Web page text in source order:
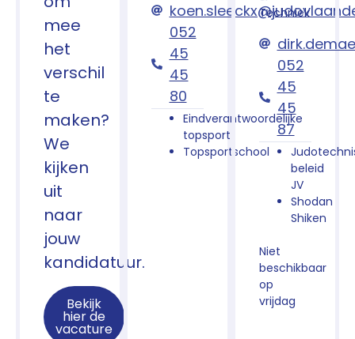
mee
het
verschil
te
maken?
We
kijken
uit
naar
jouw
kandidatuur.
Bekijk
hier de
vacature
052
45
45
80
Eindverantwoordelijke
topsport
Topsportschool
Techniek
052
45
45
87
beleid
JV
Shodan
Shiken
Niet
beschikbaar
op
vrijdag